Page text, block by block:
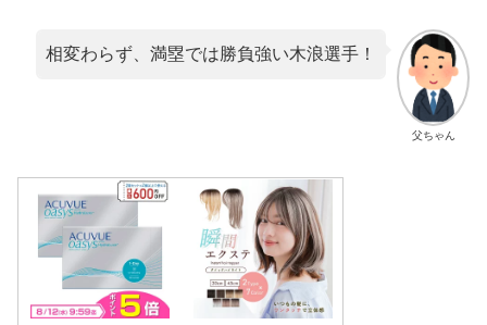
父ちゃん
相変わらず、満塁では勝負強い木浪選手！